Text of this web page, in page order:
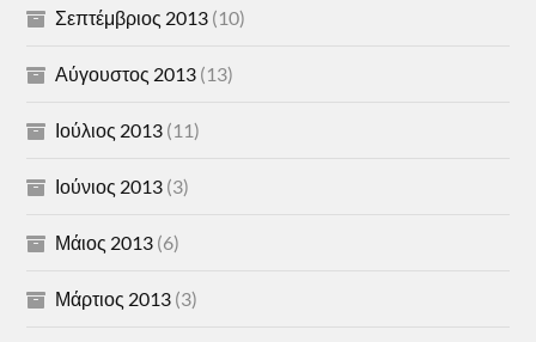
Σεπτέμβριος 2013 (10)
Αύγουστος 2013 (13)
Ιούλιος 2013 (11)
Ιούνιος 2013 (3)
Μάιος 2013 (6)
Μάρτιος 2013 (3)